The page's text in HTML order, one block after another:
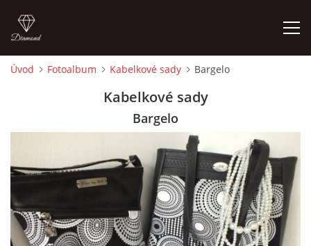
CEDULKY
MOJE POSLEDNÍ PRÁCE
Úvod Fotoalbum Kabelkové sady Bargelo
Kabelkové sady
Bargelo